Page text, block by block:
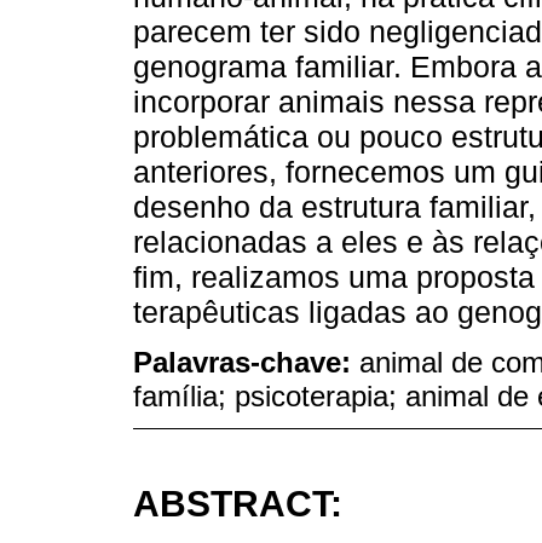
parecem ter sido
genograma familiar. Embora
incorporar animais nessa
problemática ou pouco
anteriores, fornecemos um
desenho da estrutura
relacionadas a eles e às
fim, realizamos uma
terapêuticas ligadas ao
Palavras-chave: animal de
família; psicoterapia; animal de
ABSTRACT: